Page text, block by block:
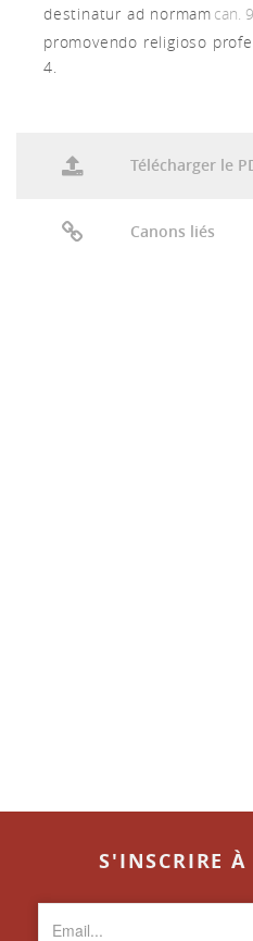
destinatur ad normam can.
promovendo religioso
4.
Télécharger le
Canons liés
S'INSCRIRE À